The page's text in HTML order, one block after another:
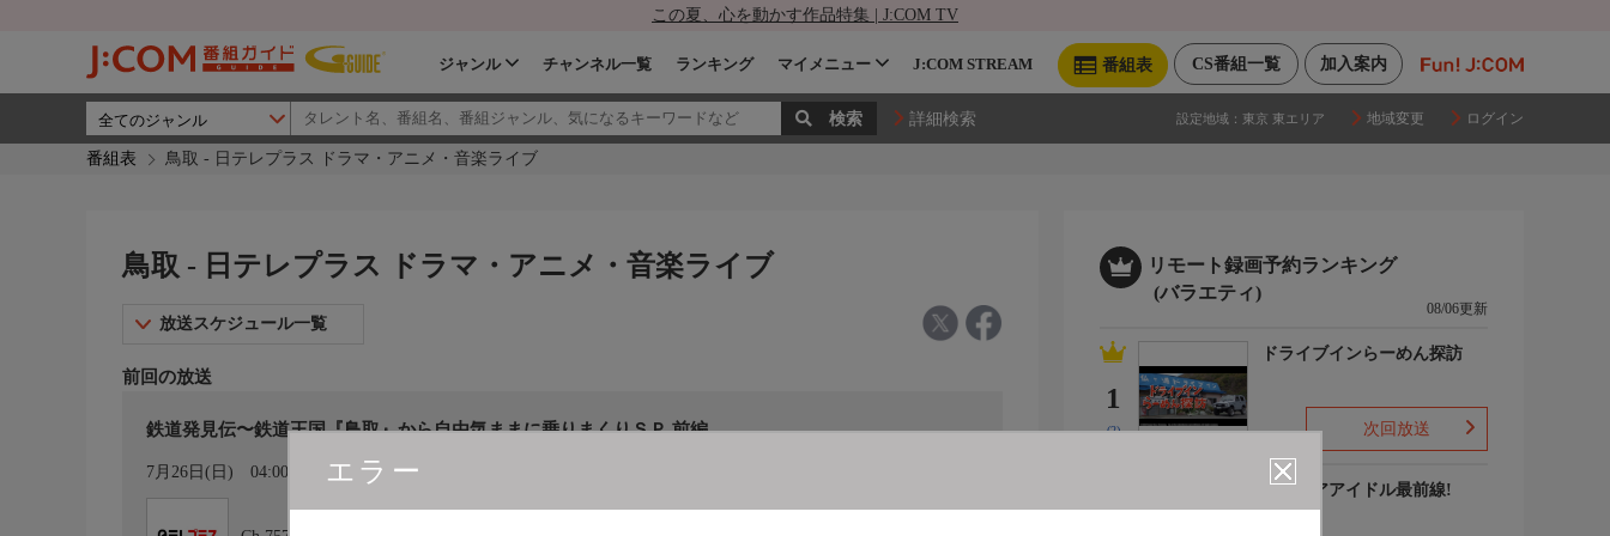
この夏、心を動かす作品特集 | J:COM TV
加入案内
CS番組一覧
番組表
ジャンル チャンネル一覧 ランキング マイメニュー J:COM STREAM
詳細検索 設定地域： 東京 東エリア 地域変更 ログイン
番組表 鳥取 - 日テレプラス ドラマ・アニメ・音楽ライブ
エラー
鳥取 - 日テレプラス ドラマ・アニメ・音楽ライブ
放送スケジュール一覧
前回の放送
鉄道発見伝〜鉄道王国『鳥取』から自由気ままに乗りまくりＳＰ 前編
7月26日(日) 04:00〜05:00 カレンダー登録
リモート録画予約ランキング
(バラエティ)
08/06更新
1
(2)
ドライブインらーめん探訪
次回放送
グラビアアイドル最前線!